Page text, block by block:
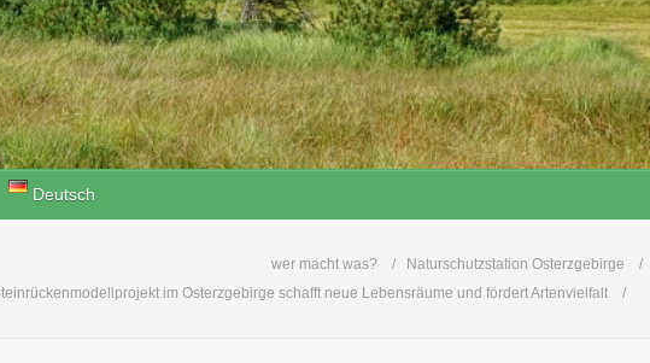
Deutsch
wer macht was?
Naturschutzstation Osterzgebirge
im Osterzgebirge schafft neue Lebensräume und fördert Artenvielfalt